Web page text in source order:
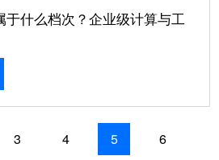
什么档次？企业级计算与工
3 4 5
6